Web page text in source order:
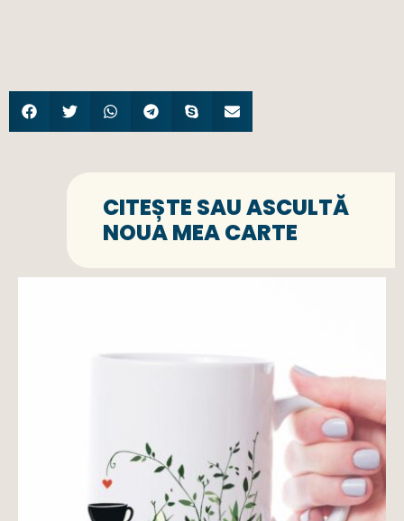
CITEȘTE SAU ASCULTĂ
NOUA MEA CARTE